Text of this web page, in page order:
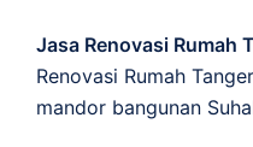
Jasa Renovasi Rumah
Renovasi Rumah
mandor bangunan